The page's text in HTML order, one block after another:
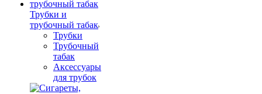
Трубки и
трубочный табак
Трубки
Трубочный
табак
Аксессуары
для трубок